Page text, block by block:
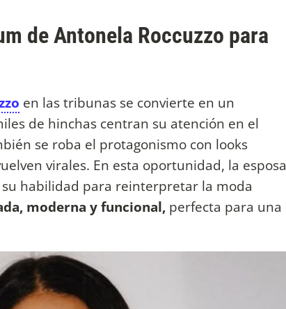
de Antonela Roccuzzo para
en las tribunas se convierte en un
de hinchas centran su atención en el
se roba el protagonismo con looks
virales. En esta oportunidad, la esposa
habilidad para reinterpretar la moda
moderna y funcional, perfecta para una